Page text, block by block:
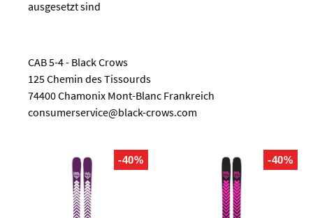
ausgesetzt sind
CAB 5-4 - Black Crows
125 Chemin des Tissourds
74400 Chamonix Mont-Blanc Frankreich
consumerservice@black-crows.com
-40% -40%